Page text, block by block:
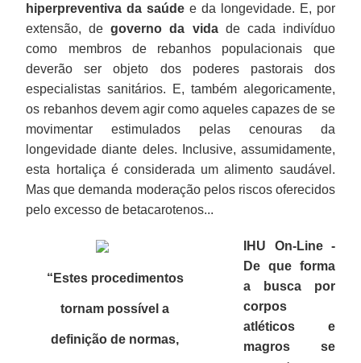
hiperpreventiva da saúde e da longevidade. E, por
extensão, degoverno da vidade cada indivíduo
como membros de rebanhos populacionais que
deverão ser objeto dos poderes pastorais dos
especialistas sanitários. E, também alegoricamente,
os rebanhos devem agir como aqueles capazes de se
movimentar estimulados pelas cenouras da
longevidade diante deles. Inclusive, assumidamente,
esta hortaliça é considerada um alimento saudável.
Mas que demanda moderação pelos riscos oferecidos
pelo excesso de betacarotenos...
“Estes procedimentos
tornam possível a
definição de normas,
IHU On-Line -
De que forma
a busca por
corpos
atléticos e
magros se